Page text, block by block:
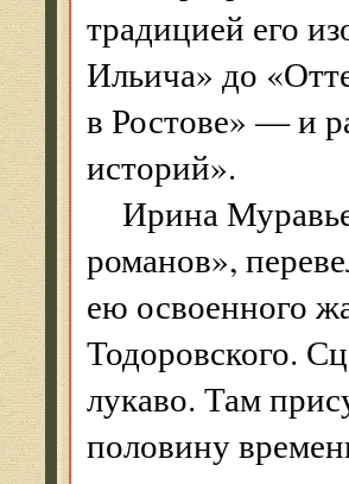
традицией его
Ильича» до
в Ростове» — и
историй».
Ирина
романов»,
ею освоенного
Тодоровского.
лукаво. Там
половину